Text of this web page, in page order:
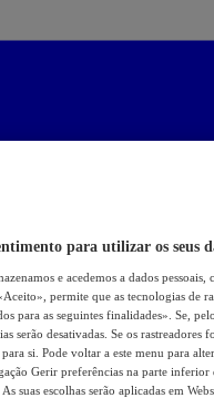
para utilizar os seus
e acedemos a dados
permite que as tecnologias de
para as seguintes finalidades». Se,
serão desativadas. Se os
si. Pode voltar a este menu para
Gerir preferências na parte
suas escolhas serão aplicadas em